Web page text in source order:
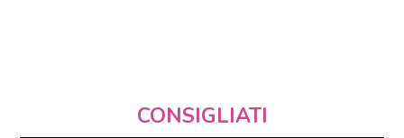
CONSIGLIATI